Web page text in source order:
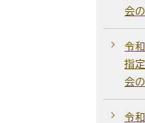
会
令
指
会
令